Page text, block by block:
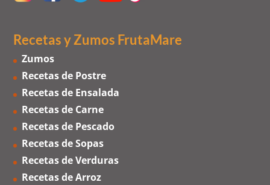
Recetas y Zumos FrutaMare
Zumos
Recetas de Postre
Recetas de Ensalada
Recetas de Carne
Recetas de Pescado
Recetas de Sopas
Recetas de Verduras
Recetas de Arroz